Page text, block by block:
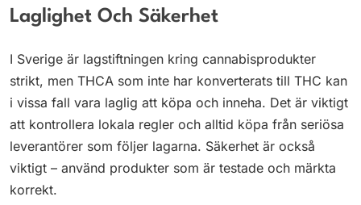
Laglighet Och Säkerhet
I Sverige är lagstiftningen kring cannabisprodukter
strikt, men THCA som inte har konverterats till THC kan
i vissa fall vara laglig att köpa och inneha. Det är viktigt
att kontrollera lokala regler och alltid köpa från seriösa
leverantörer som följer lagarna. Säkerhet är också
viktigt – använd produkter som är testade och märkta
korrekt.